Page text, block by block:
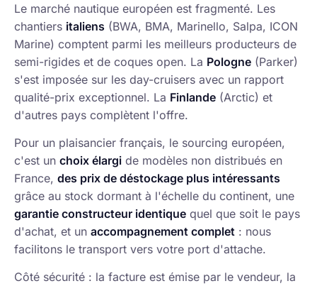
Le marché nautique européen est fragmenté. Les
chantiers italiens (BWA, BMA, Marinello, Salpa, ICON
Marine) comptent parmi les meilleurs producteurs de
semi-rigides et de coques open. La Pologne (Parker)
s'est imposée sur les day-cruisers avec un rapport
qualité-prix exceptionnel. La Finlande (Arctic) et
d'autres pays complètent l'offre.
Pour un plaisancier français, le sourcing européen,
c'est un choix élargi de modèles non distribués en
France, des prix de déstockage plus intéressants
grâce au stock dormant à l'échelle du continent, une
garantie constructeur identique quel que soit le pays
d'achat, et un accompagnement complet : nous
facilitons le transport vers votre port d'attache.
Côté sécurité : la facture est émise par le vendeur, la